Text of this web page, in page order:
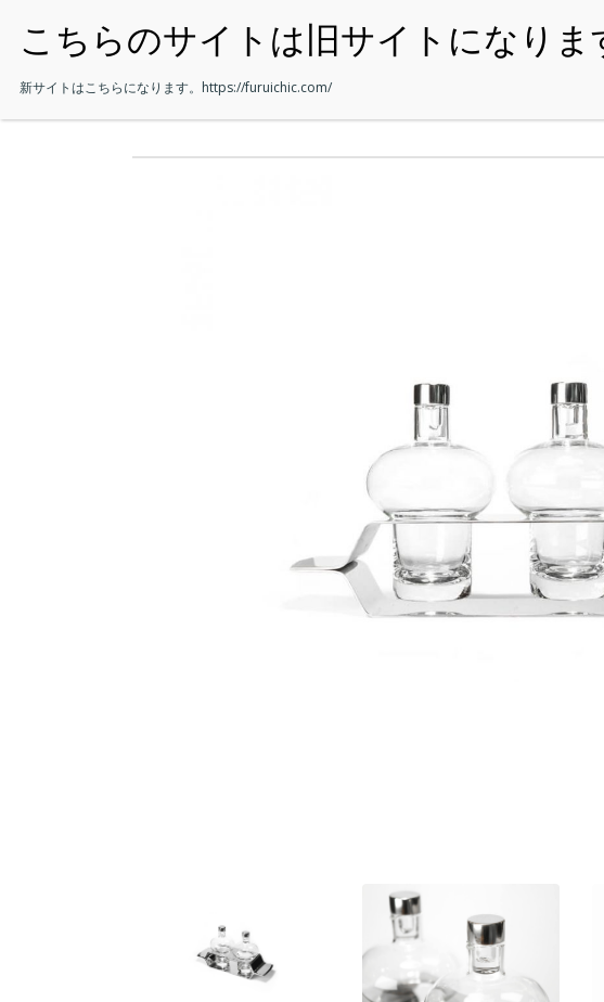
・HOME ・ITEM
新サイトはこちらになります。 https://furuichic.com/